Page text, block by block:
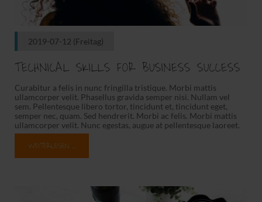
2019-07-12 (Freitag)
TECHNICAL SKILLS FOR BUSINESS SUCCESS
Curabitur a felis in nunc fringilla tristique. Morbi mattis
ullamcorper velit. Phasellus gravida semper nisi. Nullam vel
sem. Pellentesque libero tortor, tincidunt et, tincidunt eget,
semper nec, quam. Sed hendrerit. Morbi ac felis. Morbi mattis
ullamcorper velit. Nunc egestas, augue at pellentesque laoreet.
Morbi mattis ullamcorper velit.
WEITERLESEN …